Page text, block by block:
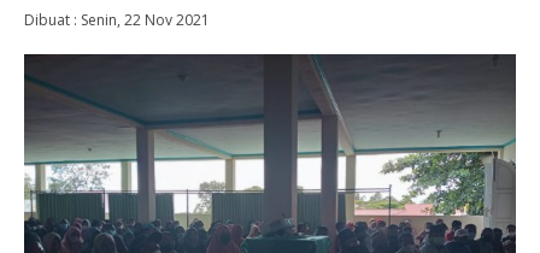
Dibuat : Senin, 22 Nov 2021